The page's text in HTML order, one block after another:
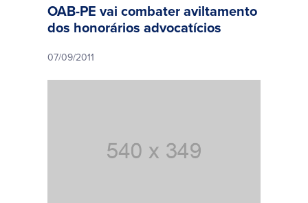
OAB-PE vai combater aviltamento
dos honorários advocatícios
07/09/2011